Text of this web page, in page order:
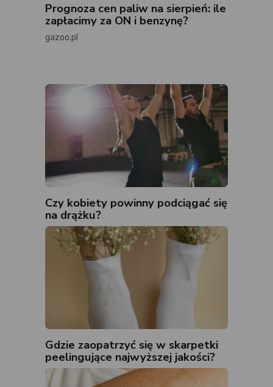
Prognoza cen paliw na sierpień: ile
zapłacimy za ON i benzynę?
gazoo.pl
Czy kobiety powinny podciągać się
na drążku?
Gdzie zaopatrzyć się w skarpetki
peelingujące najwyższej jakości?